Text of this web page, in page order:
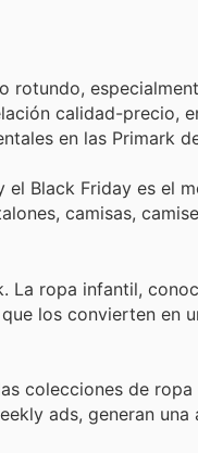
rotundo,
calidad-precio,
en las Primark
el Black Friday es el
camisas,
La ropa infantil,
los convierten en
colecciones de
ads, generan una